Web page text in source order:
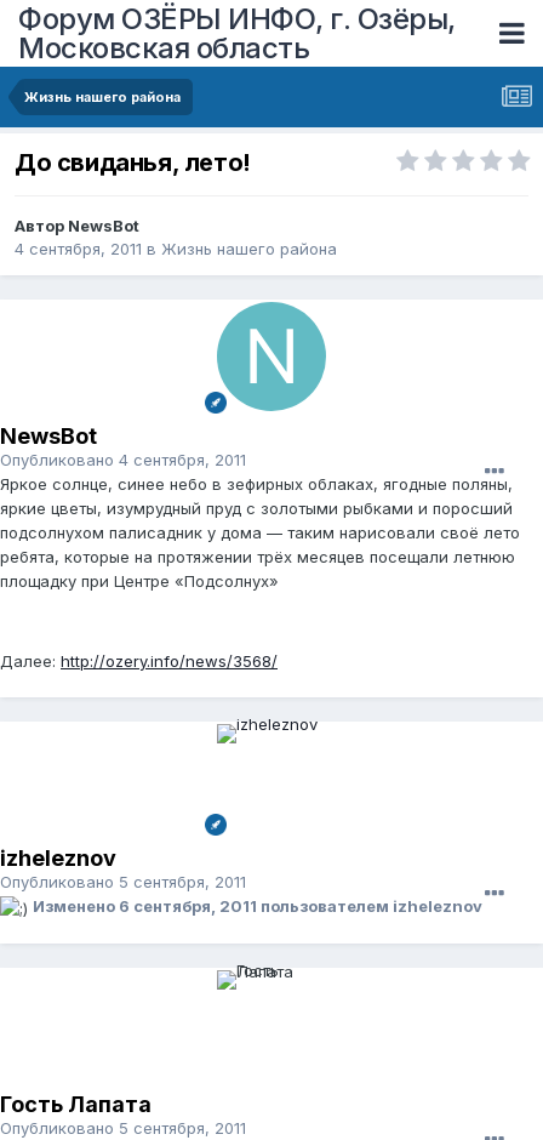
Форум ОЗЁРЫ ИНФО, г. Озёры,
Московская область
Жизнь нашего района
До свиданья, лето!
Автор NewsBot
4 сентября, 2011 в Жизнь нашего района
NewsBot
Опубликовано 4 сентября, 2011
Яркое солнце, синее небо в зефирных облаках, ягодные поляны,
яркие цветы, изумрудный пруд с золотыми рыбками и поросший
подсолнухом палисадник у дома — таким нарисовали своё лето
ребята, которые на протяжении трёх месяцев посещали летнюю
площадку при Центре «Подсолнух»
Далее: http://ozery.info/news/3568/
izheleznov
Опубликовано 5 сентября, 2011
Изменено 6 сентября, 2011 пользователем izheleznov
Гость Лапата
Опубликовано 5 сентября, 2011